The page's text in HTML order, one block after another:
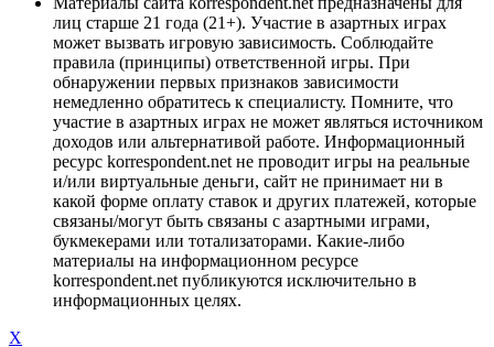
лиц старше 21 года (21+). Участие в азартных играх
может вызвать игровую зависимость. Соблюдайте
правила (принципы) ответственной игры. При
обнаружении первых признаков зависимости
немедленно обратитесь к специалисту. Помните, что
участие в азартных играх не может являться источником
доходов или альтернативой работе. Информационный
ресурс korrespondent.net не проводит игры на реальные
и/или виртуальные деньги, сайт не принимает ни в
какой форме оплату ставок и других платежей, которые
связаны/могут быть связаны с азартными играми,
букмекерами или тотализаторами. Какие-либо
материалы на информационном ресурсе
korrespondent.net публикуются исключительно в
информационных целях.
X